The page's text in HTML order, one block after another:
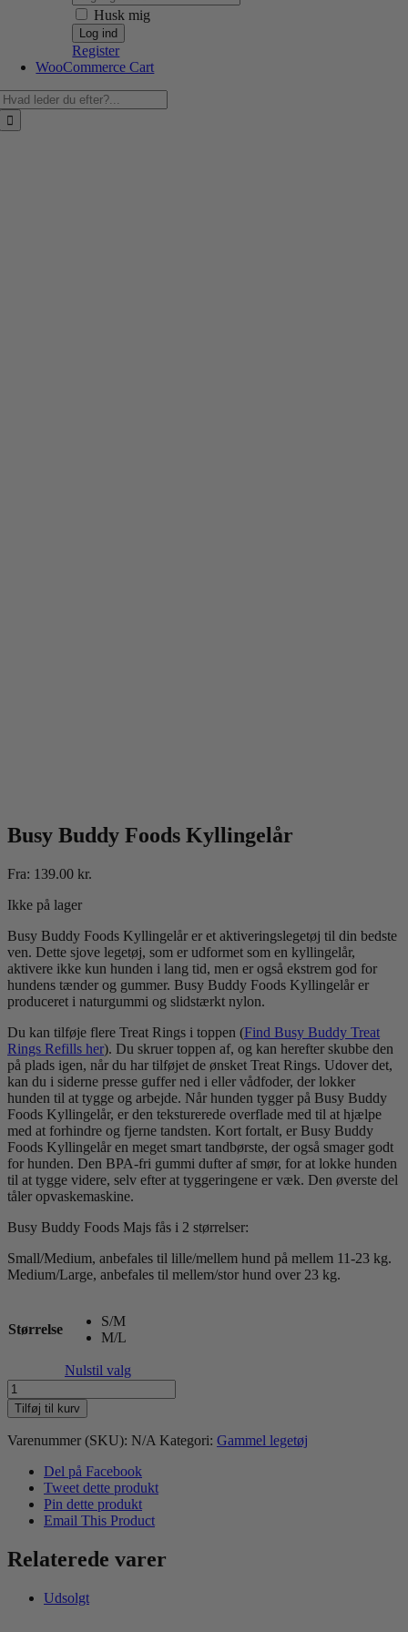
Husk mig
Register
WooCommerce Cart
Busy Buddy Foods Kyllingelår
Fra: 139.00 kr.
Ikke på lager
Busy Buddy Foods Kyllingelår er et aktiveringslegetøj til din bedste
ven. Dette sjove legetøj, som er udformet som en kyllingelår,
aktivere ikke kun hunden i lang tid, men er også ekstrem god for
hundens tænder og gummer. Busy Buddy Foods Kyllingelår er
produceret i naturgummi og slidstærkt nylon.
Du kan tilføje flere Treat Rings i toppen (Find Busy Buddy Treat
Rings Refills her). Du skruer toppen af, og kan herefter skubbe den
på plads igen, når du har tilføjet de ønsket Treat Rings. Udover det,
kan du i siderne presse guffer ned i eller vådfoder, der lokker
hunden til at tygge og arbejde. Når hunden tygger på Busy Buddy
Foods Kyllingelår, er den teksturerede overflade med til at hjælpe
med at forhindre og fjerne tandsten. Kort fortalt, er Busy Buddy
Foods Kyllingelår en meget smart tandbørste, der også smager godt
for hunden. Den BPA-fri gummi dufter af smør, for at lokke hunden
til at tygge videre, selv efter at tyggeringene er væk. Den øverste del
tåler opvaskemaskine.
Busy Buddy Foods Majs fås i 2 størrelser:
Small/Medium, anbefales til lille/mellem hund på mellem 11-23 kg.
Medium/Large, anbefales til mellem/stor hund over 23 kg.
Størrelse
S/M
M/L
Nulstil valg
Busy
Buddy
Foods
Kyllingelår
Tilføj til kurv
Varenummer (SKU): N/A Kategori: Gammel legetøj
Del på Facebook
Tweet dette produkt
Pin dette produkt
Email This Product
Relaterede varer
Udsolgt